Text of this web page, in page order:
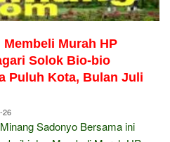
Murah HP
Solok Bio-bio
Puluh Kota, Bulan Juli
26
Sadonyo Bersama ini